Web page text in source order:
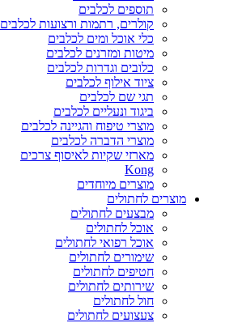
תוספים לכלבים
קולרים, רתמות ורצועות לכלבים
כלי אוכל ומים לכלבים
מיטות ומזרנים לכלבים
כלובים וגדרות לכלבים
ציוד אילוף לכלבים
תגי שם לכלבים
ביגוד ונעליים לכלבים
מוצרי טיפוח והגיינה לכלבים
מוצרי הדברה לכלבים
מארזי שקיות לאיסוף צרכים
Kong
מוצרים מיוחדים
מוצרים לחתולים
מבצעים לחתולים
אוכל לחתולים
אוכל רפואי לחתולים
שימורים לחתולים
חטיפים לחתולים
שירותים לחתולים
חול לחתולים
צעצועים לחתולים